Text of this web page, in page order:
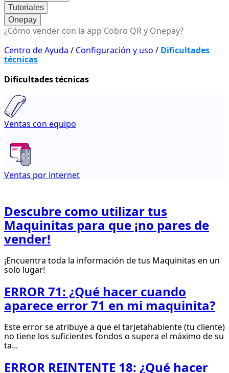
Tutoriales
Onepay
¿Cómo vender con la app Cobro QR y Onepay?
Centro de Ayuda / Configuración y uso / Dificultades
técnicas
Dificultades técnicas
Ventas con equipo
Ventas por internet
Descubre como utilizar tus
Maquinitas para que ¡no pares de
vender!
¡Encuentra toda la información de tus Maquinitas en un
solo lugar!
ERROR 71: ¿Qué hacer cuando
aparece error 71 en mi maquinita?
Este error se atribuye a que el tarjetahabiente (tu cliente)
no tiene los suficientes fondos o supera el máximo de su
ta...
ERROR REINTENTE 18: ¿Qué hacer